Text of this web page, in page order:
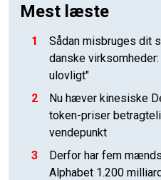
Mest læste
1
Sådan misbruges dit
danske
ulovligt"
2
Nu hæver kinesiske
token-priser
vendepunkt
3
Derfor har fem
Alphabet 1.200